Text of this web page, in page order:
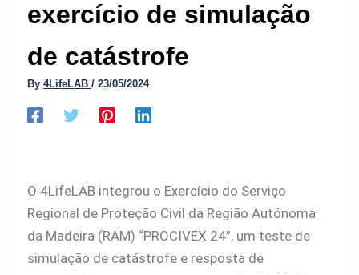
exercício de simulação
de catástrofe
By4LifeLAB/23/05/2024
O 4LifeLAB integrou o Exercício do Serviço
Regional de Proteção Civil da Região Autónoma
da Madeira (RAM) “PROCIVEX 24”, um teste de
simulação de catástrofe e resposta de